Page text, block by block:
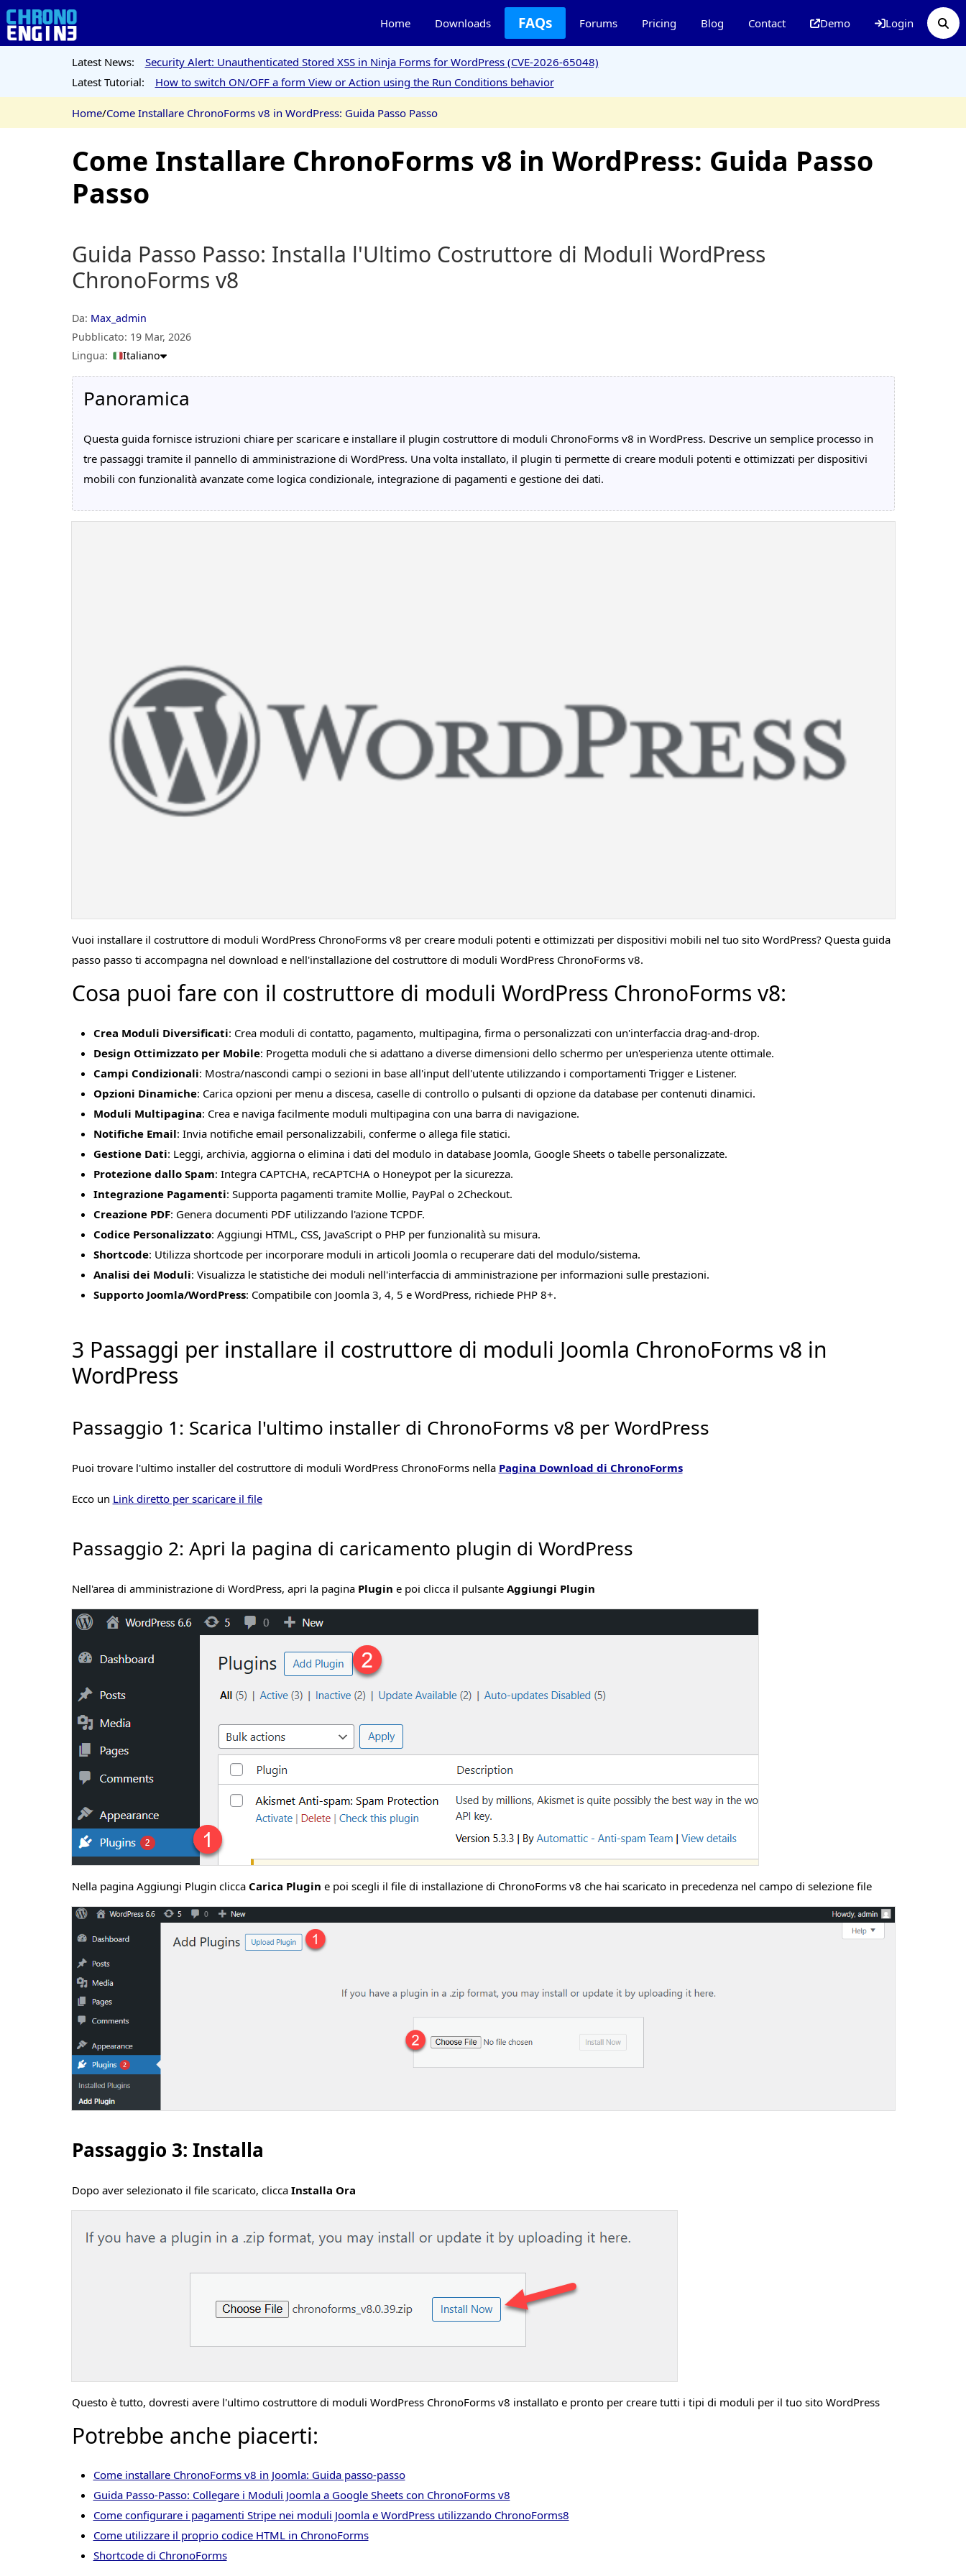
Home Downloads FAQs Forums Pricing Blog Contact Demo Login
Latest News:
Security Alert: Unauthenticated Stored XSS in Ninja Forms for WordPress (CVE-2026-65048)
Latest Tutorial:
How to switch ON/OFF a form View or Action using the Run Conditions behavior
Home/Come Installare ChronoForms v8 in WordPress: Guida Passo Passo
Come Installare ChronoForms v8 in WordPress: Guida Passo
Passo
Guida Passo Passo: Installa l'Ultimo Costruttore di Moduli WordPress
ChronoForms v8
Da: Max_admin
Pubblicato: 19 Mar, 2026
Lingua:
Italiano
Panoramica
Questa guida fornisce istruzioni chiare per scaricare e installare il plugin costruttore di moduli ChronoForms v8 in WordPress. Descrive un semplice processo in
tre passaggi tramite il pannello di amministrazione di WordPress. Una volta installato, il plugin ti permette di creare moduli potenti e ottimizzati per dispositivi
mobili con funzionalità avanzate come logica condizionale, integrazione di pagamenti e gestione dei dati.
Vuoi installare il costruttore di moduli WordPress ChronoForms v8 per creare moduli potenti e ottimizzati per dispositivi mobili nel tuo sito WordPress? Questa guida
passo passo ti accompagna nel download e nell'installazione del costruttore di moduli WordPress ChronoForms v8.
Cosa puoi fare con il costruttore di moduli WordPress ChronoForms v8:
Crea Moduli Diversificati: Crea moduli di contatto, pagamento, multipagina, firma o personalizzati con un'interfaccia drag-and-drop.
Design Ottimizzato per Mobile: Progetta moduli che si adattano a diverse dimensioni dello schermo per un'esperienza utente ottimale.
Campi Condizionali: Mostra/nascondi campi o sezioni in base all'input dell'utente utilizzando i comportamenti Trigger e Listener.
Opzioni Dinamiche: Carica opzioni per menu a discesa, caselle di controllo o pulsanti di opzione da database per contenuti dinamici.
Moduli Multipagina: Crea e naviga facilmente moduli multipagina con una barra di navigazione.
Notifiche Email: Invia notifiche email personalizzabili, conferme o allega file statici.
Gestione Dati: Leggi, archivia, aggiorna o elimina i dati del modulo in database Joomla, Google Sheets o tabelle personalizzate.
Protezione dallo Spam: Integra CAPTCHA, reCAPTCHA o Honeypot per la sicurezza.
Integrazione Pagamenti: Supporta pagamenti tramite Mollie, PayPal o 2Checkout.
Creazione PDF: Genera documenti PDF utilizzando l'azione TCPDF.
Codice Personalizzato: Aggiungi HTML, CSS, JavaScript o PHP per funzionalità su misura.
Shortcode: Utilizza shortcode per incorporare moduli in articoli Joomla o recuperare dati del modulo/sistema.
Analisi dei Moduli: Visualizza le statistiche dei moduli nell'interfaccia di amministrazione per informazioni sulle prestazioni.
Supporto Joomla/WordPress: Compatibile con Joomla 3, 4, 5 e WordPress, richiede PHP 8+.
3 Passaggi per installare il costruttore di moduli Joomla ChronoForms v8 in
WordPress
Passaggio 1: Scarica l'ultimo installer di ChronoForms v8 per WordPress
Puoi trovare l'ultimo installer del costruttore di moduli WordPress ChronoForms nella Pagina Download di ChronoForms
Ecco un Link diretto per scaricare il file
Passaggio 2: Apri la pagina di caricamento plugin di WordPress
Nell'area di amministrazione di WordPress, apri la pagina Plugin e poi clicca il pulsante Aggiungi Plugin
Nella pagina Aggiungi Plugin clicca Carica Plugin e poi scegli il file di installazione di ChronoForms v8 che hai scaricato in precedenza nel campo di selezione file
Passaggio 3: Installa
Dopo aver selezionato il file scaricato, clicca Installa Ora
Questo è tutto, dovresti avere l'ultimo costruttore di moduli WordPress ChronoForms v8 installato e pronto per creare tutti i tipi di moduli per il tuo sito WordPress
Potrebbe anche piacerti:
Come installare ChronoForms v8 in Joomla: Guida passo-passo
Guida Passo-Passo: Collegare i Moduli Joomla a Google Sheets con ChronoForms v8
Come configurare i pagamenti Stripe nei moduli Joomla e WordPress utilizzando ChronoForms8
Come utilizzare il proprio codice HTML in ChronoForms
Shortcode di ChronoForms